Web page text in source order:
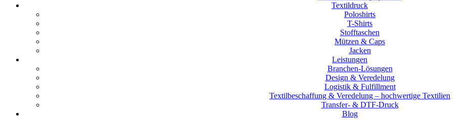
Textildruck
Poloshirts
T-Shirts
Stofftaschen
Mützen & Caps
Jacken
Leistungen
Branchen-Lösungen
Design & Veredelung
Logistik & Fulfillment
Textilbeschaffung & Veredelung – hochwertige Textilien
Transfer- & DTF-Druck
Blog